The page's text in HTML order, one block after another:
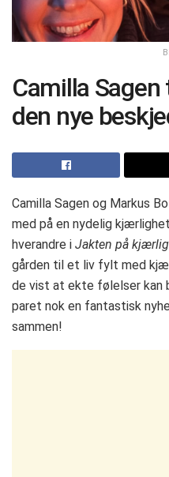
Camilla
den nye
Camilla Sagen og Markus
med på en nydelig
hverandre i Jakten på
gården til et liv fylt med
de vist at ekte følelser kan
paret nok en fantastisk
sammen!